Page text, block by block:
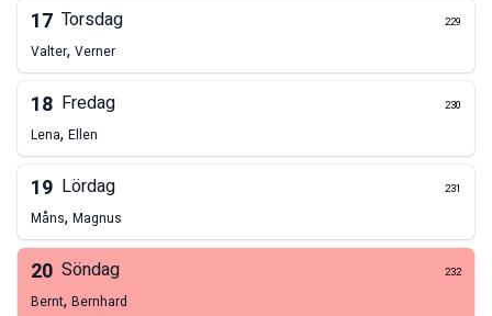
17 Torsdag 229
Valter, Verner
18 Fredag 230
Lena, Ellen
19 Lördag 231
Måns, Magnus
20 Söndag 232
Bernt, Bernhard